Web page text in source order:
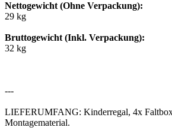
Nettogewicht (Ohne Verpackung):
29 kg
Bruttogewicht (Inkl. Verpackung):
32 kg
---
LIEFERUMFANG: Kinderregal, 4x
Montagematerial.